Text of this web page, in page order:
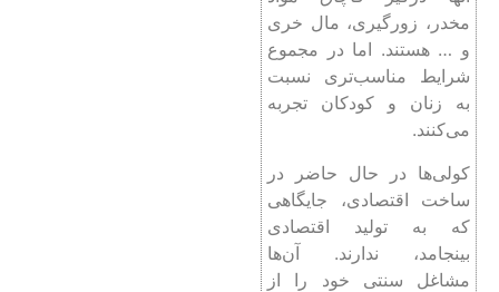
مخدر، زورگیری، مال خری
و … هستند. اما در مجموع
شرایط مناسب‌تری نسبت
به زنان و کودکان تجربه
می‌کنند.
کولی‌ها در حال حاضر در
ساخت اقتصادی، جایگاهی
که به تولید اقتصادی
بینجامد، ندارند. آن‌ها
مشاغل سنتی خود را از